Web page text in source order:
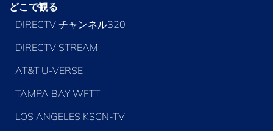
どこで観る
DIRECTV チャンネル320
DIRECTV STREAM
AT&T U-VERSE
TAMPA BAY WFTT
LOS ANGELES KSCN-TV